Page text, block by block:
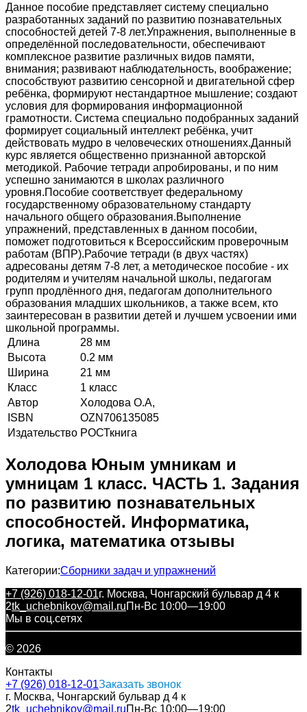
Данное пособие представляет систему специально
разработанных заданий по развитию познавательных
способностей детей 7-8 лет.Упражнения, выполненные в
определённой последовательности, обеспечивают
комплексное развитие различных видов памяти,
внимания; развивают наблюдательность, воображение;
способствуют развитию сенсорной и двигательной сфер
ребёнка, формируют нестандартное мышление; создают
условия для формирования информационной
грамотности. Система специально подобранных заданий
формирует социальный интеллект ребёнка, учит
действовать мудро в человеческих отношениях.Данный
курс является общественно признанной авторской
методикой. Рабочие тетради апробированы, и по ним
успешно занимаются в школах различного
уровня.Пособие соответствует федеральному
государственному образовательному стандарту
начального общего образования.Выполнение
упражнений, представленных в данном пособии,
поможет подготовиться к Всероссийским проверочным
работам (ВПР).Рабочие тетради (в двух частях)
адресованы детям 7-8 лет, а методическое пособие - их
родителям и учителям начальной школы, педагогам
групп продлённого дня, педагогам дополнительного
образования младших школьников, а также всем, кто
заинтересован в развитии детей и лучшем усвоении ими
школьной программы.
Длина
28 мм
Высота
0.2 мм
Ширина
21 мм
Класс
1 класс
Автор
Холодова О.А,
ISBN
OZN706135085
Издательство РОСТкнига
Холодова Юным умникам и
умницам 1 класс. ЧАСТЬ 1. Задания
по развитию познавательных
способностей. Информатика,
логика, математика отзывы
Категории:Сборники задач и упражнений
+7 (926) 018-12-01г. Москва, Чонгарский бульвар д 4 к
2tk_uchebnikov@mail.ruПн-Вс 10:00—19:00
Мы в соц.сетях
© 2026
Контакты
+7 (926) 018-12-01Заказать звонок
г. Москва, Чонгарский бульвар д 4 к
2tk_uchebnikov@mail.ruПн-Вс 10:00—19:00